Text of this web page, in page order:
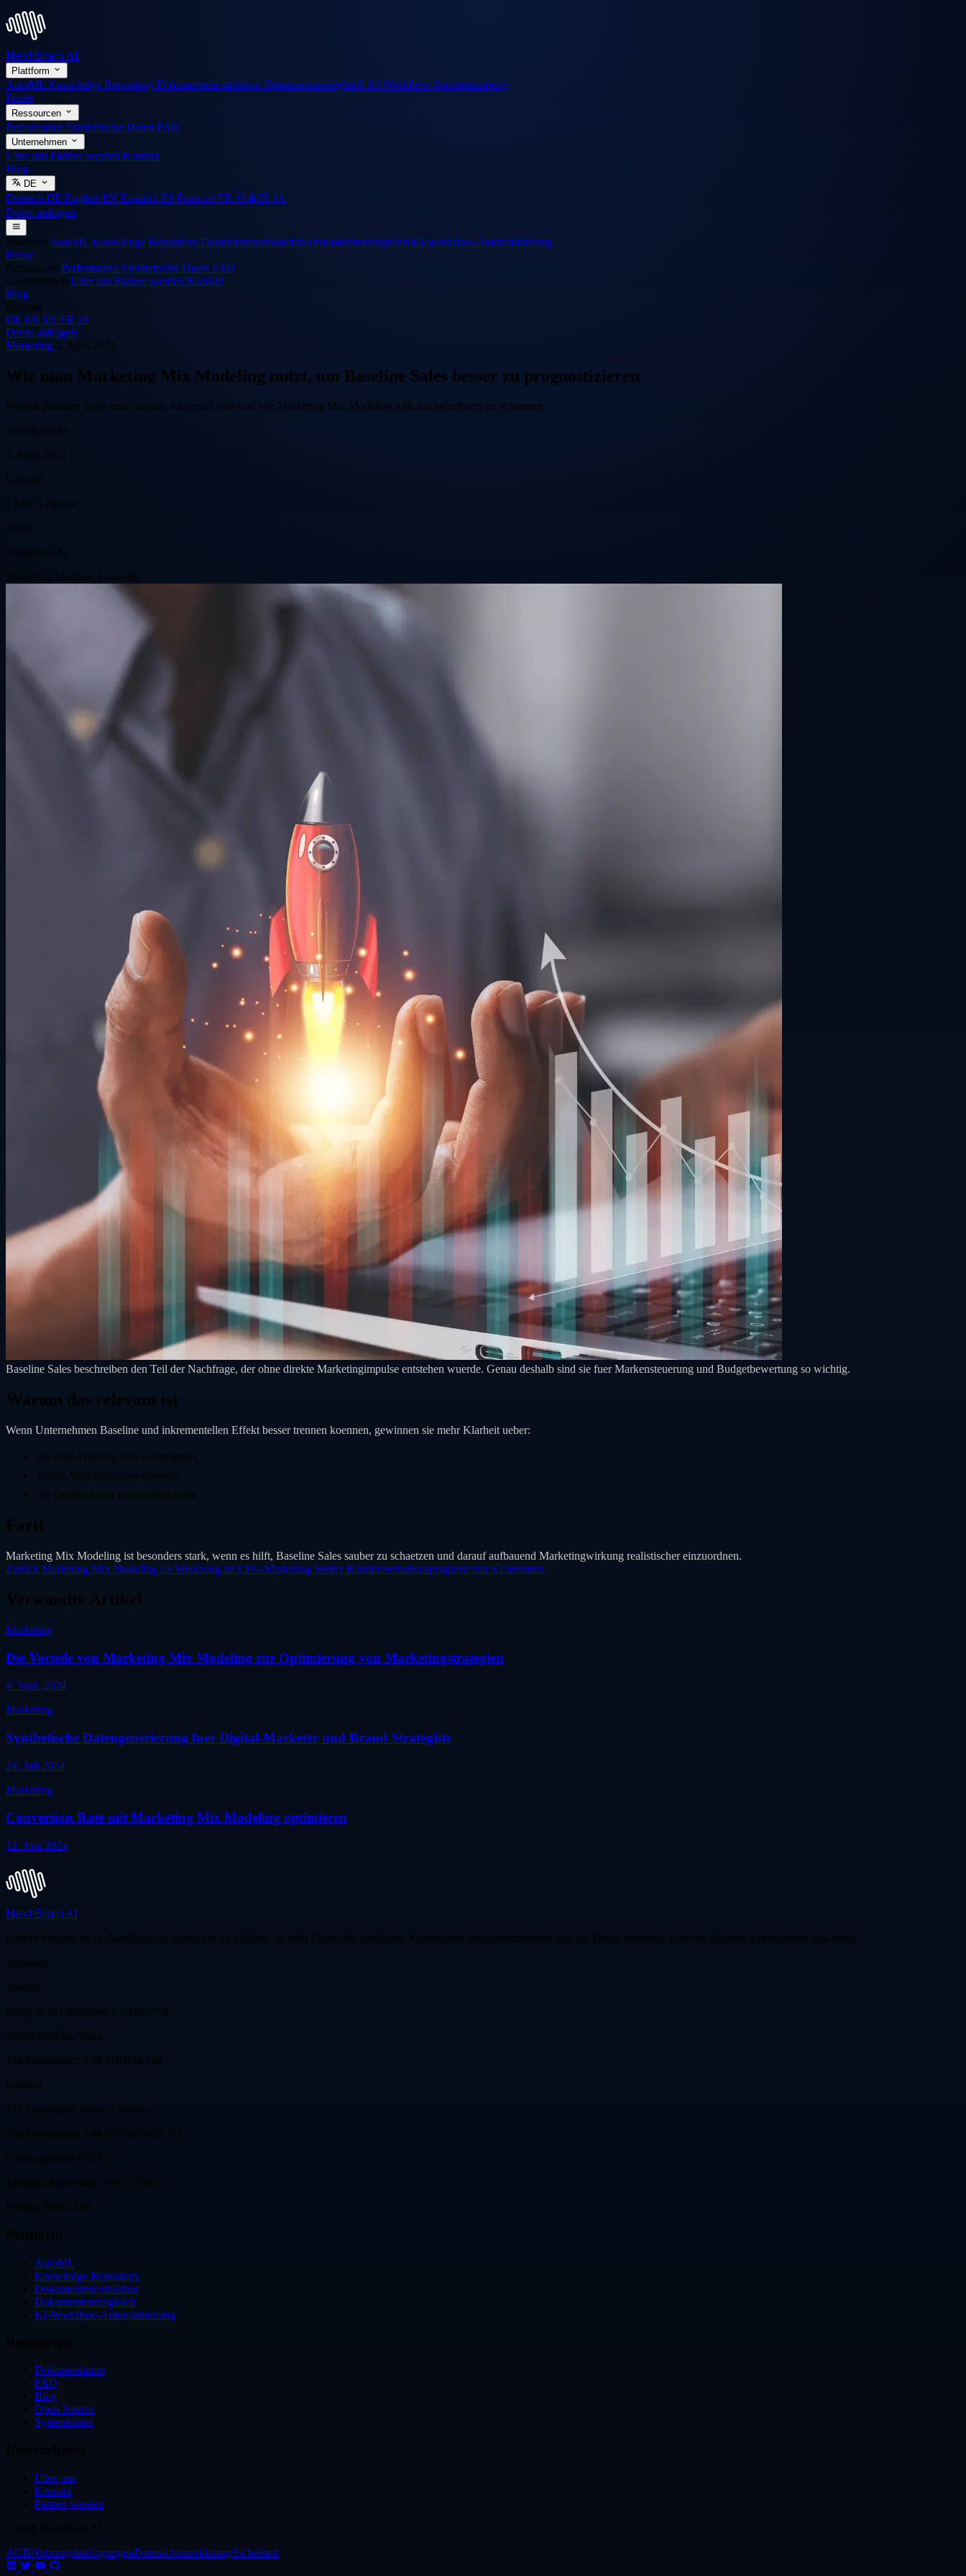
NextBrain AI
Plattform
AutoML Knowledge Repository Dokumentenextraktion Dokumentenvergleich KI-Workflow-Automatisierung
Preise
Ressourcen
Performance Synthetische Daten FAQ
Unternehmen
Uber uns Partner werden Kontakt
Blog
DE
Deutsch DE English EN Español ES Français FR 日本語 JA
Demo anfragen
Plattform AutoML Knowledge Repository Dokumentenextraktion Dokumentenvergleich KI-Workflow-Automatisierung
Preise
Ressourcen Performance Synthetische Daten FAQ
Unternehmen Uber uns Partner werden Kontakt
Blog
Sprache
DE EN ES FR JA
Demo anfragen
Marketing 3. April 2024
Wie man Marketing Mix Modeling nutzt, um Baseline Sales besser zu prognostizieren
Warum Baseline Sales eine zentrale Kennzahl sind und wie Marketing Mix Modeling hilft, sie belastbarer zu schaetzen.
Veröffentlicht
3. April 2024
Lesezeit
1 Min. Lesezeit
Autor
NextBrain AI
Marketing Machine Learning
Baseline Sales beschreiben den Teil der Nachfrage, der ohne direkte Marketingimpulse entstehen wuerde. Genau deshalb sind sie fuer Markensteuerung und Budgetbewertung so wichtig.
Warum das relevant ist
Wenn Unternehmen Baseline und inkrementellen Effekt besser trennen koennen, gewinnen sie mehr Klarheit ueber:
die reale Wirkung von Kampagnen;
stabile Nachfragekomponenten;
die Qualitaet von Budgetallokation.
Fazit
Marketing Mix Modeling ist besonders stark, wenn es hilft, Baseline Sales sauber zu schaetzen und darauf aufbauend Marketingwirkung realistischer einzuordnen.
Zurück Marketing Mix Modeling als Werkzeug im CPG-Marketing Weiter Kundenverhaltensprognose mit KI meistern
Verwandte Artikel
Marketing
Die Vorteile von Marketing Mix Modeling zur Optimierung von Marketingstrategien
4. Sept. 2024
Marketing
Synthetische Datengenerierung fuer Digital-Marketer und Brand Strategists
24. Juli 2024
Marketing
Conversion Rate mit Marketing Mix Modeling optimieren
12. Juni 2024
NextBrain AI
Unsere Mission ist es, NextBrain zu einem Ort zu machen, an dem Teams mit modernen Algorithmen zusammenarbeiten und aus Daten konkrete, wirklich nutzbare Erkenntnisse gewinnen.
AutoML
Knowledge Repository
Dokumentenextraktion
Dokumentenvergleich
KI-Workflow-Automatisierung
Dokumentation
FAQ
Blog
Open Source
Systemstatus
Uber uns
Kontakt
Partner werden
AGBNutzungsbedingungenDatenschutzerklarungSicherheit